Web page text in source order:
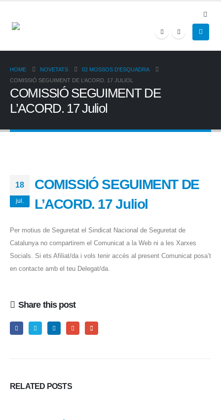
HOME NOVETATS
02 MOSSOS D'ESQUADRA
COMISSIÓ SEGUIMENT DE L’ACORD. 17 JULIOL
COMISSIÓ SEGUIMENT DE
L’ACORD. 17 Juliol
18
jul.
COMISSIÓ SEGUIMENT DE
L’ACORD. 17 Juliol
Per motius de Seguretat el Sindicat Nacional de Seguretat de
Catalunya no compartirem el Comunicat a la Web ni a les Xarxes
Socials. Si ets Afiliat/da i vols tenir accés al present Comunicat posa’t
en contacte amb el teu Delegat/da.
Share this post
RELATED POSTS